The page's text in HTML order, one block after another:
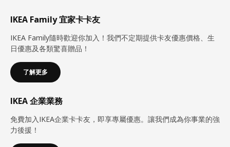
IKEA Family 宜家卡卡友
IKEA Family隨時歡迎你加入！我們不定期提供卡友優惠價格、生
日優惠及各類驚喜贈品！
了解更多
IKEA 企業業務
免費加入IKEA企業卡卡友，即享專屬優惠。讓我們成為你事業的強
力後援！